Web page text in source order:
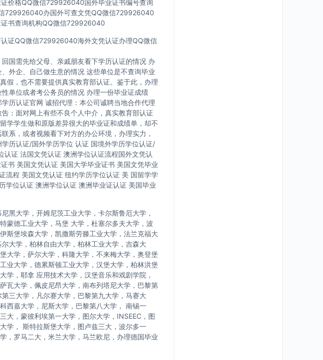
价格QQ微信729926040国外毕业证书编号查询
729926040办国外可查文凭QQ微信729926040
书查询机构QQ微信729926040
证QQ微信729926040海外文凭认证办理QQ微信
国需先给父母、亲戚朋友看下学历认证的情况 办
外企、自己做生意的情况 这些单位是不查询毕业
假，也不需要提供真实教育部认证。鉴于此，办理
单位或者考公务员的情况 办理一份毕业证成绩
历认证官网 诚招代理：本公司诚聘当地合作代理
：面对网上有些不良个人中介，真实教育部认证
学学生做和原版差异很大的毕业证和成绩单，却不
系，或者视频看下对方的办公环境，办理实力，
历认证/国外学历学位 认证 国境外学历学位认证/
证 法国文凭认证 澳洲学位认证流程国外文凭认
书 美国文凭认证 美国大学毕业证书 美国文凭毕业
流程 美国文凭认证 纽约学历学位认证 美 国留学学
学位认证 澳洲学位认证 澳洲毕业证认证 美国毕业
黑大学，开姆尼茨工业大学，卡尔斯鲁厄大学，
蒙德工业大学，马堡 大学，杜塞尔多夫大学，波
斯堡埃森大学，凯撒斯劳滕工业大学，法兰克福大
大学，柏林自由大学，柏林工业大学，吉森大
大学，萨尔大学，科隆大学，不来梅大学，奥登堡
业大学，德累斯顿工业大学，汉堡大学，柏林洪堡
学，耶拿 应用技术大学，汉堡音乐和戏剧学院，
瓦大学，佩皮尼昂大学，南布列塔尼大学，巴黎第
三大学，凡尔赛大学，巴黎第九大学，马赛大
西嘉大学，尼斯大学，巴黎第八大学， 南锡一
大，蒙彼利埃第一大学，图尔大学，INSEEC，图
学， 斯特拉斯堡大学，图卢兹三大，波尔多一
，罗马二大，米兰大学，马兰欧尼，办理德国毕业